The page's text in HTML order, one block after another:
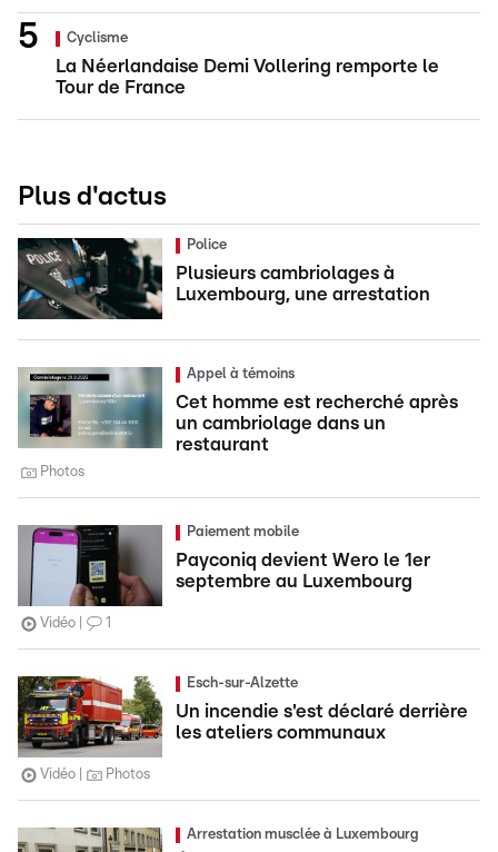
Cyclisme
La Néerlandaise Demi Vollering remporte le
Tour de France
Plus d'actus
Police
Plusieurs cambriolages à
Luxembourg, une arrestation
Appel à témoins
Cet homme est recherché après
un cambriolage dans un
restaurant
Photos
Paiement mobile
Payconiq devient Wero le 1er
septembre au Luxembourg
Vidéo 1
Esch-sur-Alzette
Un incendie s'est déclaré derrière
les ateliers communaux
Vidéo Photos
Arrestation musclée à Luxembourg